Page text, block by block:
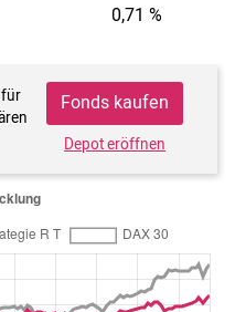
0,71 %
für
Fonds kaufen
Depot eröffnen